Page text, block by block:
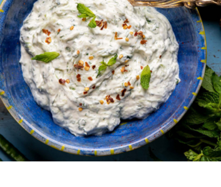
κρεατικά σας και όχι μόνο!
Εύκολη 0:10
6 5 λεπτά 5 λεπτά